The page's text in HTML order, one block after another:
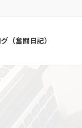
（奮闘日記）